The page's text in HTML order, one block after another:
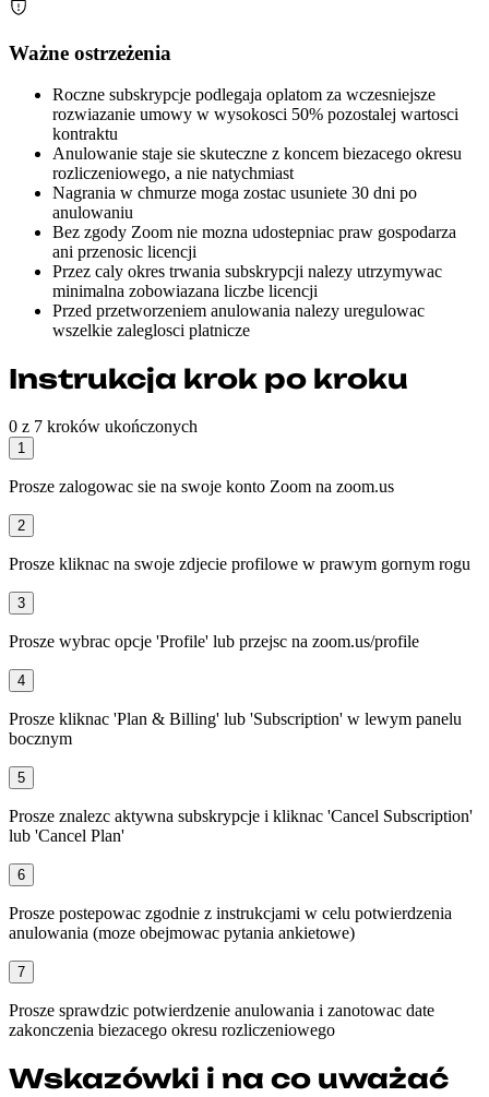
Ważne ostrzeżenia
Roczne subskrypcje podlegaja oplatom za wczesniejsze
rozwiazanie umowy w wysokosci 50% pozostalej wartosci
kontraktu
Anulowanie staje sie skuteczne z koncem biezacego okresu
rozliczeniowego, a nie natychmiast
Nagrania w chmurze moga zostac usuniete 30 dni po
anulowaniu
Bez zgody Zoom nie mozna udostepniac praw gospodarza
ani przenosic licencji
Przez caly okres trwania subskrypcji nalezy utrzymywac
minimalna zobowiazana liczbe licencji
Przed przetworzeniem anulowania nalezy uregulowac
wszelkie zaleglosci platnicze
Instrukcja krok po kroku
0 z 7 kroków ukończonych
1
Prosze zalogowac sie na swoje konto Zoom na zoom.us
2
Prosze kliknac na swoje zdjecie profilowe w prawym gornym rogu
3
Prosze wybrac opcje 'Profile' lub przejsc na zoom.us/profile
4
Prosze kliknac 'Plan & Billing' lub 'Subscription' w lewym panelu
bocznym
5
Prosze znalezc aktywna subskrypcje i kliknac 'Cancel Subscription'
lub 'Cancel Plan'
6
Prosze postepowac zgodnie z instrukcjami w celu potwierdzenia
anulowania (moze obejmowac pytania ankietowe)
7
Prosze sprawdzic potwierdzenie anulowania i zanotowac date
zakonczenia biezacego okresu rozliczeniowego
Wskazówki i na co uważać